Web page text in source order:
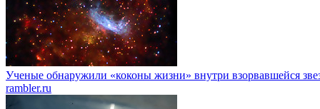
Ученые обнаружили «коконы жизни» внутри взорвавшейся
rambler.ru